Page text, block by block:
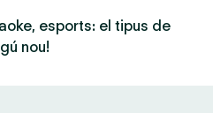
esports: el tipus de
nou!